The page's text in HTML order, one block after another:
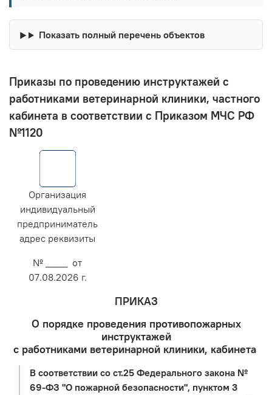
Показать полный перечень объектов
Приказы по проведению инструктажей с
работниками ветеринарной клиники, частного
кабинета в соответствии с Приказом МЧС РФ
№1120
Организация
индивидуальный
предприниматель
адрес реквизиты
№ ____ от
07.08.2026 г.
ПРИКАЗ
О порядке проведения противопожарных
инструктажей
с работниками ветеринарной клиники, кабинета
В соответствии со ст.25 Федерального закона №
69-ФЗ "О пожарной безопасности", пунктом 3